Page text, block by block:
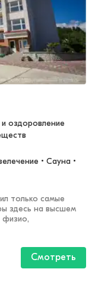
и оздоровление
• Сауна •
только самые
здесь на высшем
физио,
Смотреть